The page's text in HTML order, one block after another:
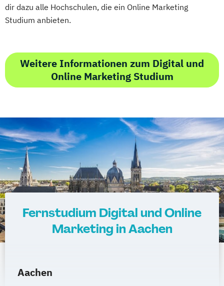
dir dazu alle Hochschulen, die ein Online Marketing
Studium anbieten.
Weitere Informationen zum Digital und
Online Marketing Studium
Fernstudium Digital und Online
Marketing in Aachen
Aachen